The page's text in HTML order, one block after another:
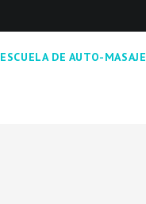
ESCUELA DE AUTO-MASAJE